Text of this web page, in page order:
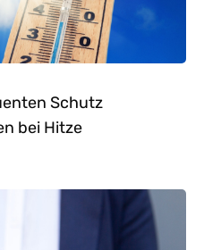
Schutz
bei Hitze